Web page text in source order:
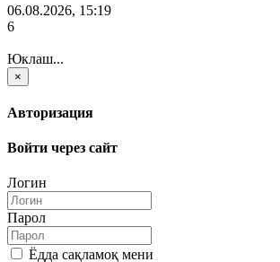
06.08.2026, 15:19
6
Юклаш...
×
Авторизация
Войти через сайт
Логин
Парол
Ёдда сақламоқ мени